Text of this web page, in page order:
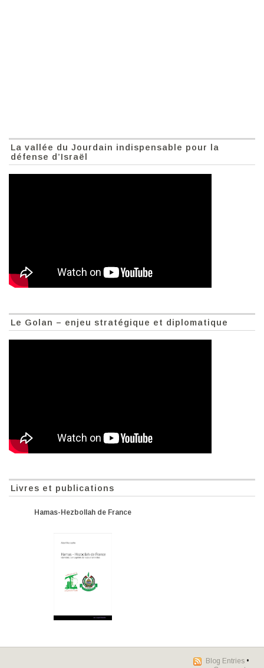
La vallée du Jourdain indispensable pour la
défense d’Israël
Le Golan – enjeu stratégique et diplomatique
Livres et publications
Hamas-Hezbollah de France
Blog Entries •